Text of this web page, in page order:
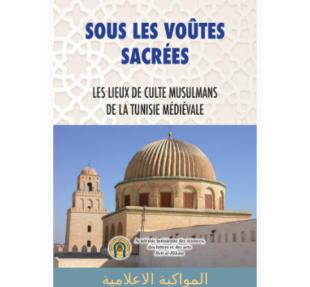
المواكبة الاعلامية